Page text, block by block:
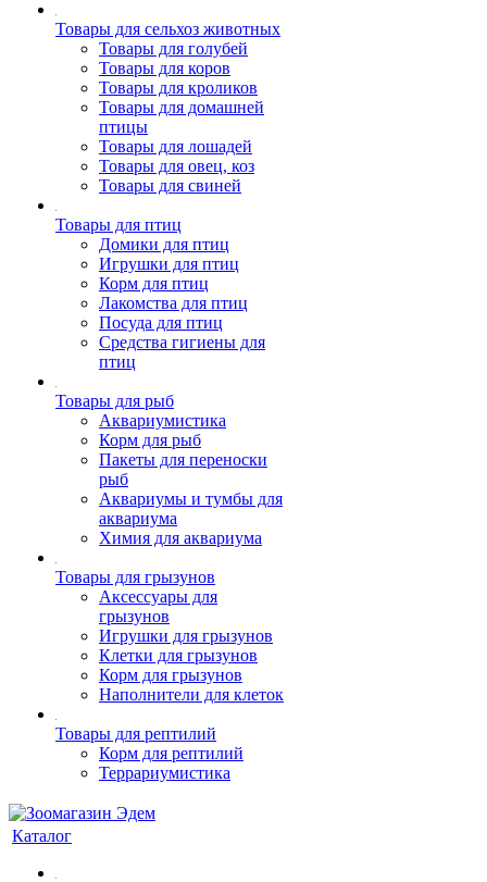
Товары для сельхоз животных
Товары для голубей
Товары для коров
Товары для кроликов
Товары для домашней
птицы
Товары для лошадей
Товары для овец, коз
Товары для свиней
Товары для птиц
Домики для птиц
Игрушки для птиц
Корм для птиц
Лакомства для птиц
Посуда для птиц
Средства гигиены для
птиц
Товары для рыб
Аквариумистика
Корм для рыб
Пакеты для переноски
рыб
Аквариумы и тумбы для
аквариума
Химия для аквариума
Товары для грызунов
Аксессуары для
грызунов
Игрушки для грызунов
Клетки для грызунов
Корм для грызунов
Наполнители для клеток
Товары для рептилий
Корм для рептилий
Террариумистика
Каталог